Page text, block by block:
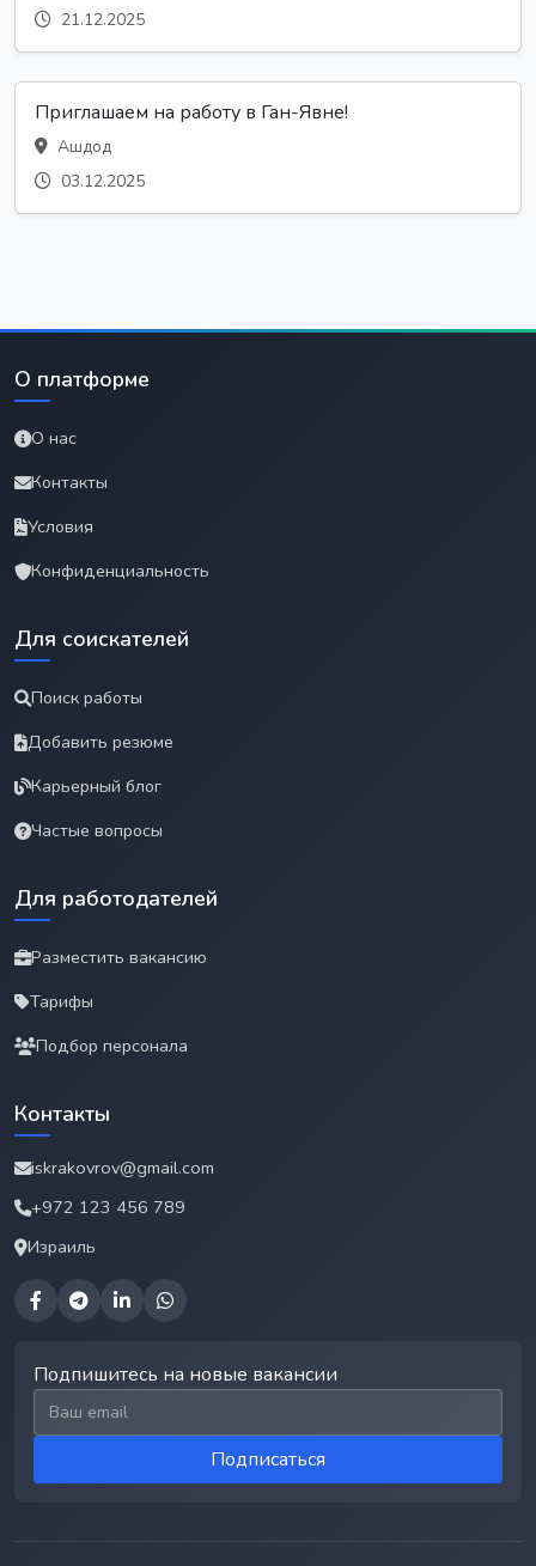
21.12.2025
Приглашаем на работу в Ган-Явне!
Ашдод
03.12.2025
О платформе
О нас
Контакты
Условия
Конфиденциальность
Для соискателей
Поиск работы
Добавить резюме
Карьерный блог
Частые вопросы
Для работодателей
Разместить вакансию
Тарифы
Подбор персонала
Контакты
iskrakovrov@gmail.com
+972 123 456 789
Израиль
Подпишитесь на новые вакансии
Email для подписки
Подписаться